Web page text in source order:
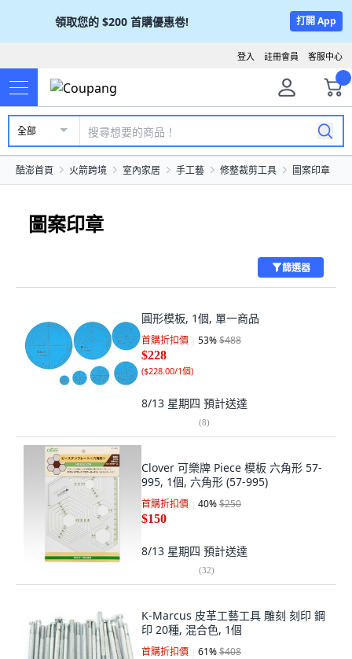
領取您的 $200 首購優惠卷! 打開 App
客服中心
註冊會員
登入
全部
酷澎首頁 火箭跨境 室內家居 手工藝 修整裁剪工具 圖案印章
圖案印章
篩選器
圓形模板, 1個, 單一商品
首購折扣價 53%$488
$228
($228.00/1個)
8/13 星期四 預計送達
(8)
Clover 可樂牌 Piece 模板 六角形 57-
995, 1個, 六角形 (57-995)
首購折扣價 40%$250
$150
8/13 星期四 預計送達
(32)
K-Marcus 皮革工藝工具 雕刻 刻印 鋼
印 20種, 混合色, 1個
首購折扣價 61%$408